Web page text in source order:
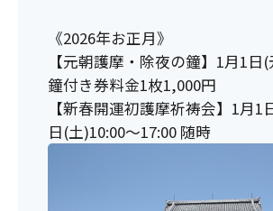
《2026年お正月》
【元朝護摩・除夜の鐘】1月1日
鐘付き券料金1枚1,000円
【新春開運初護摩祈祷会】1月1
日(土)10:00～17:00 随時